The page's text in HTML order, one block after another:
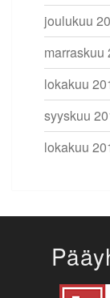
joulukuu
marraskuu
lokakuu
syyskuu
lokakuu